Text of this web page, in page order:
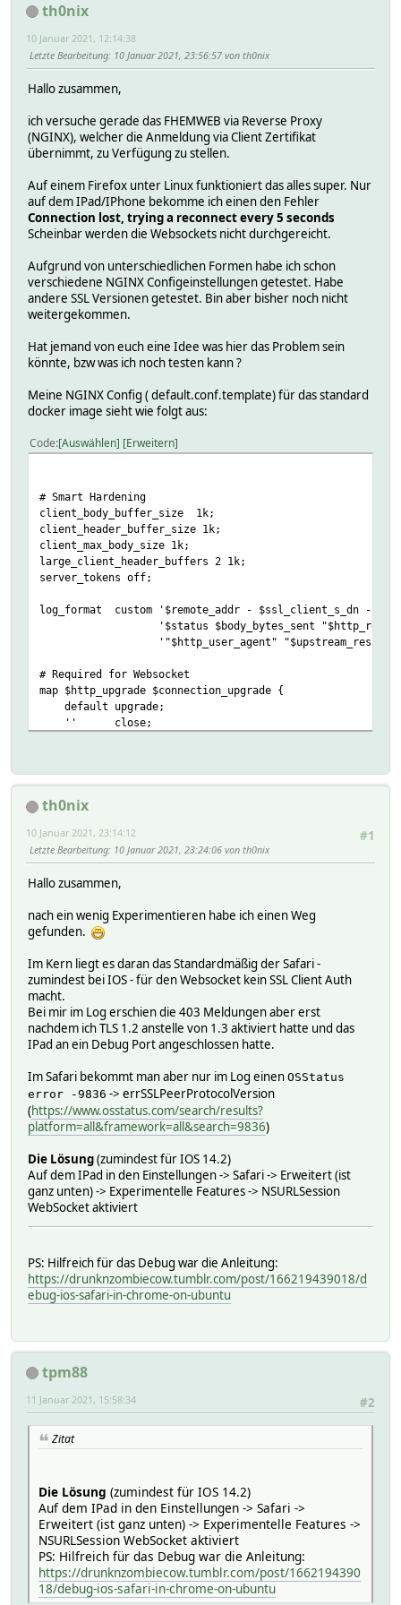
th0nix
10 Januar 2021, 12:14:38
Letzte Bearbeitung: 10 Januar 2021, 23:56:57 von th0nix
Hallo zusammen,
ich versuche gerade das FHEMWEB via Reverse Proxy
(NGINX), welcher die Anmeldung via Client Zertifikat
übernimmt, zu Verfügung zu stellen.
Auf einem Firefox unter Linux funktioniert das alles super. Nur
auf dem IPad/IPhone bekomme ich einen den Fehler
Connection lost, trying a reconnect every 5 seconds
Scheinbar werden die Websockets nicht durchgereicht.
Aufgrund von unterschiedlichen Formen habe ich schon
verschiedene NGINX Configeinstellungen getestet. Habe
andere SSL Versionen getestet. Bin aber bisher noch nicht
weitergekommen.
Hat jemand von euch eine Idee was hier das Problem sein
könnte, bzw was ich noch testen kann ?
Meine NGINX Config ( default.conf.template) für das standard
docker image sieht wie folgt aus:
Code Auswählen Erweitern
# Smart Hardening
client_body_buffer_size 1k;
client_header_buffer_size 1k;
client_max_body_size 1k;
large_client_header_buffers 2 1k;
server_tokens off;
log_format custom '$remote_addr - $ssl_client_s_dn -
'$status $body_bytes_sent
'"$http_user_agent"
# Required for Websocket
map $http_upgrade $connection_upgrade {
default upgrade;
'' close;
server {
return 301 https://server$request_uri;
}
server {
listen 443 ssl;
keepalive_timeout 70;
server_name server
# check user agent
# Initial Wert fuer Variable
set $ua_type "unknown";
if ($http_user_agent ~* '(iPhone|iPod|Opera
}
ssl_certificate /etc/letsencrypt/live/server/
ssl_certificate_key /etc/letsencrypt/live/server/
# client certificate
ssl_client_certificate /etc/nginx/client_certs/root-
# make verification optional, so we can display a 403
# who fail authentication
ssl_protocols TLSv1.3;
ssl_ciphers
ssl_prefer_server_ciphers on;
access_log /var/log/nginx/access.log custom;
location /fhem {
if ($ssl_client_verify != SUCCESS) {
return 403;
# Required for Websocket
proxy_http_version 1.1;
proxy_read_timeout 600s;
proxy_set_header Upgrade $http_upgrade;
proxy_set_header Connection $connection_upgrade;
proxy_cache_bypass $http_upgrade;
th0nix
#1
10 Januar 2021, 23:14:12
Letzte Bearbeitung: 10 Januar 2021, 23:24:06 von th0nix
Hallo zusammen,
nach ein wenig Experimentieren habe ich einen Weg
gefunden.
Im Kern liegt es daran das Standardmäßig der Safari -
zumindest bei IOS - für den Websocket kein SSL Client Auth
macht.
Bei mir im Log erschien die 403 Meldungen aber erst
nachdem ich TLS 1.2 anstelle von 1.3 aktiviert hatte und das
IPad an ein Debug Port angeschlossen hatte.
Im Safari bekommt man aber nur im Log einen OSStatus
error -9836 -> errSSLPeerProtocolVersion
(https://www.osstatus.com/search/results?
platform=all&framework=all&search=9836)
Die Lösung(zumindest für IOS 14.2)
Auf dem IPad in den Einstellungen -> Safari -> Erweitert (ist
ganz unten) -> Experimentelle Features -> NSURLSession
WebSocket aktiviert
PS: Hilfreich für das Debug war die Anleitung:
https://drunknzombiecow.tumblr.com/post/166219439018/d
ebug-ios-safari-in-chrome-on-ubuntu
tpm88
#2
11 Januar 2021, 15:58:34
Zitat
Die Lösung (zumindest für IOS 14.2)
Auf dem IPad in den Einstellungen -> Safari ->
Erweitert (ist ganz unten) -> Experimentelle Features ->
NSURLSession WebSocket aktiviert
PS: Hilfreich für das Debug war die Anleitung:
https://drunknzombiecow.tumblr.com/post/1662194390
18/debug-ios-safari-in-chrome-on-ubuntu